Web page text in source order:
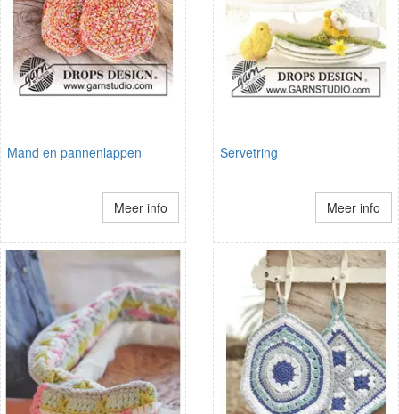
Mand en pannenlappen
Meer info
Servetring
Meer info